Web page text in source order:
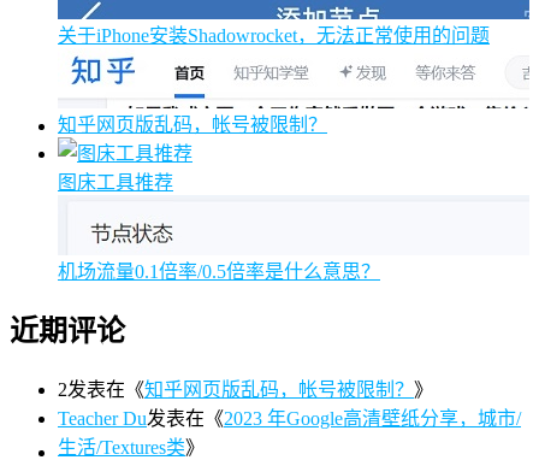
关于iPhone安装Shadowrocket，无法正常使用的问题
知乎网页版乱码，帐号被限制？
图床工具推荐
机场流量0.1倍率/0.5倍率是什么意思？
近期评论
2发表在《知乎网页版乱码，帐号被限制？ 》
Teacher Du发表在《2023 年Google高清壁纸分享，城市/
生活/Textures类》